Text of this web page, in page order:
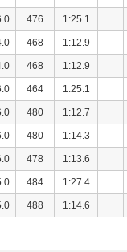
476 1:25.1
468 1:12.9
468 1:12.9
464 1:25.1
480 1:12.7
480 1:14.3
478 1:13.6
484 1:27.4
488 1:14.6